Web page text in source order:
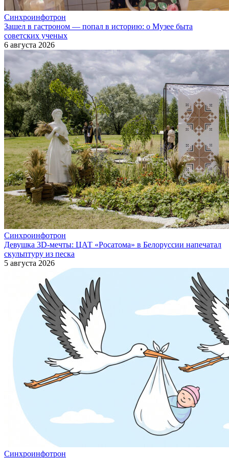
Синхроинфотрон
Зашел в гастроном — попал в историю: о Музее быта
советских ученых
6 августа 2026
Синхроинфотрон
Девушка 3D-мечты: ЦАТ «Росатома» в Белоруссии напечатал
скульптуру из песка
5 августа 2026
Синхроинфотрон